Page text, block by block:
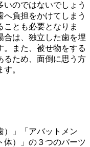
のではないでしょう
負担をかけてしまう
ことも必要となりま
合は、独立した歯を埋
。また、被せ物をする
るため、面倒に思う方
。
）」「アバットメン
体）」の３つのパーツ